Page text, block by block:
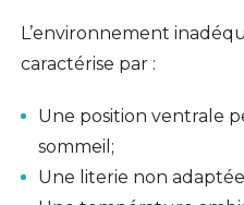
L’environnement
caractérise par :
Une position ventrale
sommeil;
Une literie non